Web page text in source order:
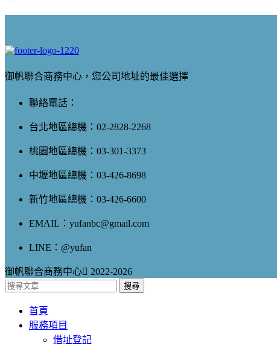
御帆聯合商務中心，您公司地址的最佳選擇
聯絡電話：
台北地區總機：02-2828-2268
桃園地區總機：03-301-3373
中壢地區總機：03-426-8698
新竹地區總機：03-426-6600
EMAIL：yufanbc@gmail.com
LINE：@yufan
御帆聯合商務中心 2022-2026
搜尋
首頁
服務項目
借址登記